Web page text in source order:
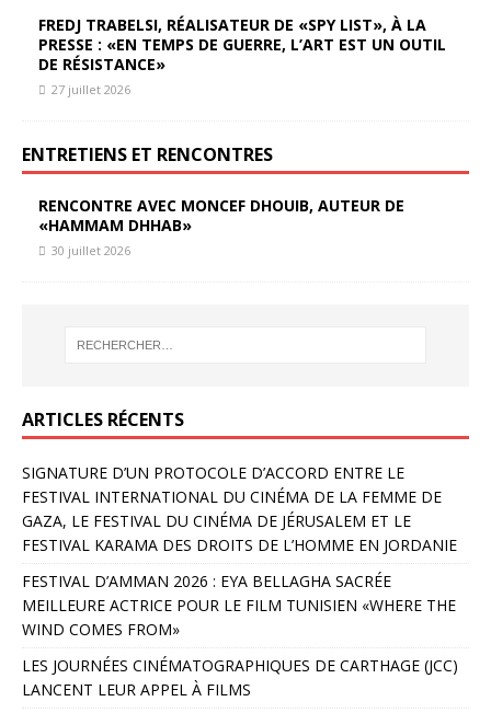
FREDJ TRABELSI, RÉALISATEUR DE «SPY LIST», À LA
PRESSE : «EN TEMPS DE GUERRE, L’ART EST UN OUTIL
DE RÉSISTANCE»
27 juillet 2026
ENTRETIENS ET RENCONTRES
RENCONTRE AVEC MONCEF DHOUIB, AUTEUR DE
«HAMMAM DHHAB»
30 juillet 2026
ARTICLES RÉCENTS
SIGNATURE D’UN PROTOCOLE D’ACCORD ENTRE LE
FESTIVAL INTERNATIONAL DU CINÉMA DE LA FEMME DE
GAZA, LE FESTIVAL DU CINÉMA DE JÉRUSALEM ET LE
FESTIVAL KARAMA DES DROITS DE L’HOMME EN JORDANIE
FESTIVAL D’AMMAN 2026 : EYA BELLAGHA SACRÉE
MEILLEURE ACTRICE POUR LE FILM TUNISIEN «WHERE THE
WIND COMES FROM»
LES JOURNÉES CINÉMATOGRAPHIQUES DE CARTHAGE (JCC)
LANCENT LEUR APPEL À FILMS